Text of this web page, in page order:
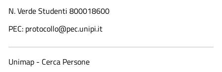
N. Verde Studenti 800018600​
PEC: protocollo@pec.unipi.it
Unimap - Cerca Persone